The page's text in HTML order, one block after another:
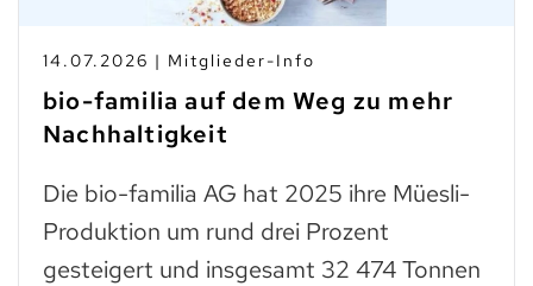
14.07.2026 | Mitglieder-Info
bio-familia auf dem Weg zu mehr
Nachhaltigkeit
Die bio-familia AG hat 2025 ihre Müesli-
Produktion um rund drei Prozent
gesteigert und insgesamt 32 474 Tonnen